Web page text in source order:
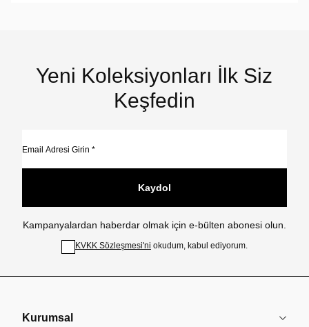
Yeni Koleksiyonları İlk Siz
Keşfedin
Kaydol
Kampanyalardan haberdar olmak için e-bülten abonesi olun.
KVKK Sözleşmesi'ni okudum, kabul ediyorum.
Kurumsal